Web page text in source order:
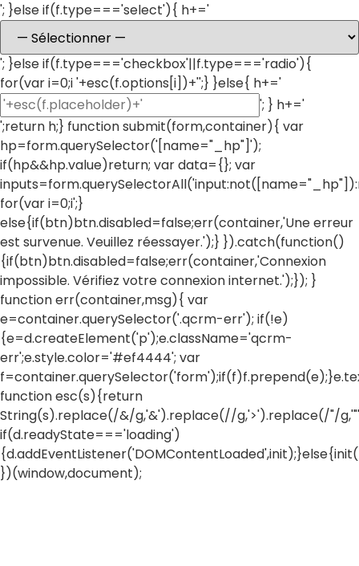
'; }else if(f.type==='select'){ h+='
'; }else if(f.type==='checkbox'||f.type==='radio'){
for(var i=0;i'+esc(f.options[i])+'';} }else{ h+='
'; } h+='
';return h;} function submit(form,container){ var
hp=form.querySelector('[name="_hp"]');
if(hp&&hp.value)return; var data={}; var
for(var i=0;i';}
else{if(btn)btn.disabled=false;err(container,'Une erreur
est survenue. Veuillez réessayer.');} }).catch(function()
{if(btn)btn.disabled=false;err(container,'Connexion
impossible. Vérifiez votre connexion internet.');}); }
function err(container,msg){ var
e=container.querySelector('.qcrm-err'); if(!e)
{e=d.createElement('p');e.className='qcrm-
err';e.style.color='#ef4444'; var
function esc(s){return
String(s).replace(/&/g,'&').replace(//g,'>').replace(/"/
if(d.readyState==='loading')
})(window,document);